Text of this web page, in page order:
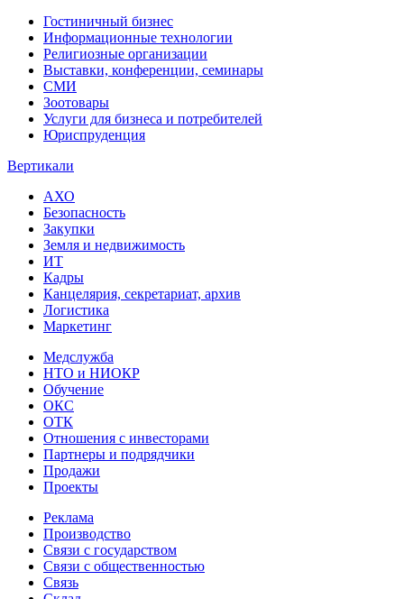
Гостиничный бизнес
Информационные технологии
Религиозные организации
Выставки, конференции, семинары
СМИ
Зоотовары
Услуги для бизнеса и потребителей
Юриспруденция
Вертикали
АХО
Безопасность
Закупки
Земля и недвижимость
ИТ
Кадры
Канцелярия, секретариат, архив
Логистика
Маркетинг
Медслужба
НТО и НИОКР
Обучение
ОКС
ОТК
Отношения с инвесторами
Партнеры и подрядчики
Продажи
Проекты
Реклама
Производство
Связи с государством
Связи с общественностью
Связь